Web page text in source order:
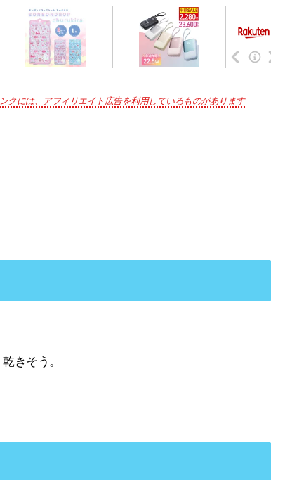
クには、アフィリエイト広告を利用しているものがあります
きそう。